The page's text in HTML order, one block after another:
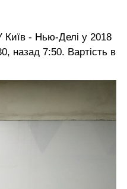
- Нью-Делі у 2018
назад 7:50. Вартість в